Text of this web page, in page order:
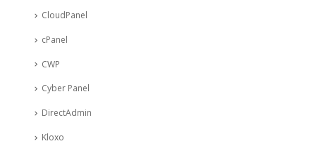
CloudPanel
cPanel
CWP
Cyber Panel
DirectAdmin
Kloxo